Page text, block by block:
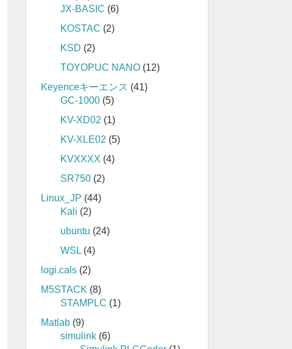
JX-BASIC (6)
KOSTAC (2)
KSD (2)
TOYOPUC NANO (12)
Keyenceキーエンス (41)
GC-1000 (5)
KV-XD02 (1)
KV-XLE02 (5)
KVXXXX (4)
SR750 (2)
Linux_JP (44)
Kali (2)
ubuntu (24)
WSL (4)
logi.cals (2)
M5STACK (8)
STAMPLC (1)
Matlab (9)
simulink (6)